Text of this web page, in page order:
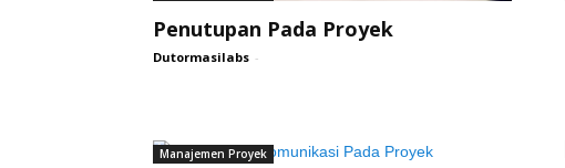
Penutupan Pada Proyek
Dutormasilabs -
Manajemen Proyek